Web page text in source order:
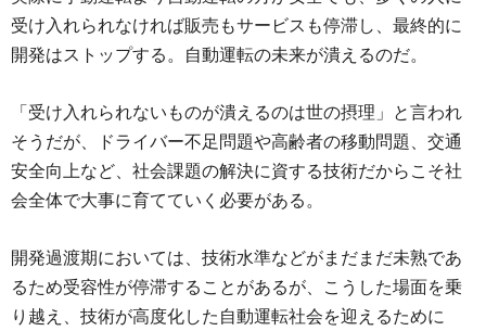
受け入れられなければ販売もサービスも停滞し、最終的に
開発はストップする。自動運転の未来が潰えるのだ。
「受け入れられないものが潰えるのは世の摂理」と言われ
そうだが、ドライバー不足問題や高齢者の移動問題、交通
安全向上など、社会課題の解決に資する技術だからこそ社
会全体で大事に育てていく必要がある。
開発過渡期においては、技術水準などがまだまだ未熟であ
るため受容性が停滞することがあるが、こうした場面を乗
り越え、技術が高度化した自動運転社会を迎えるために